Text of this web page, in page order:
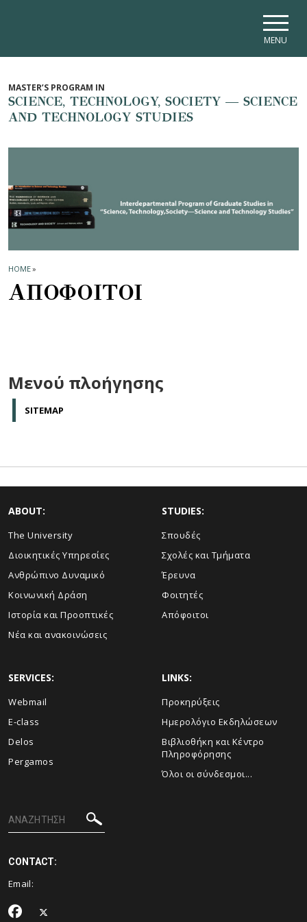
MENU
MASTER’S PROGRAM IN
SCIENCE, TECHNOLOGY, SOCIETY — SCIENCE
AND TECHNOLOGY STUDIES
HOME»
ΑΠΟΦΟΙΤΟΙ
Μενού πλοήγησης
SITEMAP
ABOUT:
The University
Διοικητικές Υπηρεσίες
Ανθρώπινο Δυναμικό
Κοινωνική Δράση
Ιστορία και Προοπτικές
Νέα και ανακοινώσεις
STUDIES:
Σπουδές
Σχολές και Τμήματα
Έρευνα
Φοιτητές
Απόφοιτοι
SERVICES:
Webmail
E-class
Delos
Pergamos
LINKS:
Προκηρύξεις
Ημερολόγιο Εκδηλώσεων
Βιβλιοθήκη και Κέντρο
Πληροφόρησης
Όλοι οι σύνδεσμοι...
CONTACT:
Email: